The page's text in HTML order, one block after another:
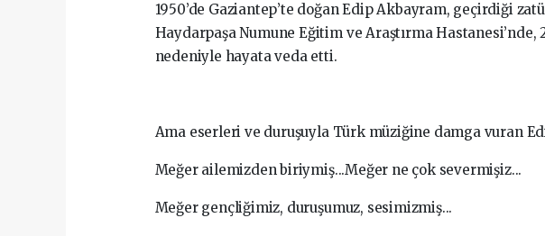
1950’de Gaziantep’te doğan Edip Akbayram, geçirdiği
Haydarpaşa Numune Eğitim ve Araştırma
nedeniyle hayata veda etti.
Ama eserleri ve duruşuyla Türk müziğine damga vuran
Meğer ailemizden biriymiş...Meğer ne çok severmişiz...
Meğer gençliğimiz, duruşumuz, sesimizmiş...